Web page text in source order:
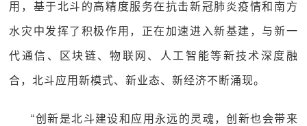
用，基于北斗的高精度服务在抗击新冠肺炎疫情和南方
水灾中发挥了积极作用，正在加速进入新基建，与新一
代通信、区块链、物联网、人工智能等新技术深度融
合，北斗应用新模式、新业态、新经济不断涌现。
“创新是北斗建设和应用永远的灵魂，创新也会带来